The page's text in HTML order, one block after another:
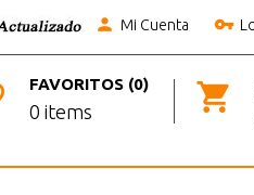
Mi Cuenta
FAVORITOS (0)
0 items